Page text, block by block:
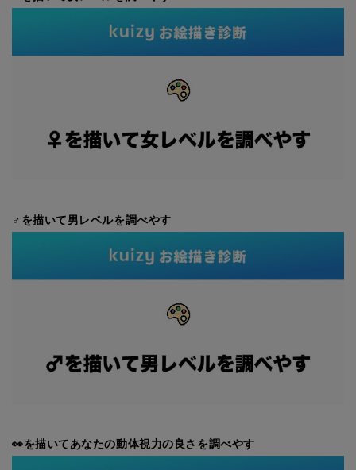
♂を描いて男レベルを調べやす
👀を描いてあなたの動体視力の良さを調べやす